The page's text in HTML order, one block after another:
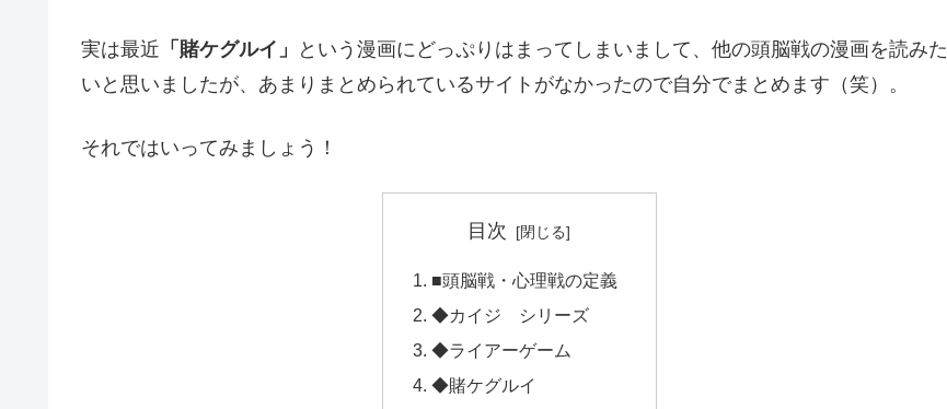
実は最近 「賭ケグルイ」
という漫画にどっぷりはまってしまいまして、他の頭脳戦の漫画を読みた
いと思いましたが、あまりまとめられているサイトがなかったので自分でまとめます（笑）。
それではいってみましょう！
目次
■頭脳戦・心理戦の定義
◆カイジ シリーズ
◆ライアーゲーム
◆賭ケグルイ